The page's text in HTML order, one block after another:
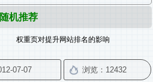
随机推荐
权重页对提升网站排名的影响